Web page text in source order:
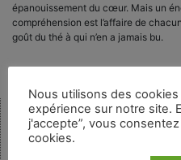
épanouissement du cœur. Mais un
compréhension est l’affaire de
goût du thé à qui n’en a jamais bu.
Rechercher
Nous utilisons des
expérience sur notre site.
j'accepte”, vous
cookies.